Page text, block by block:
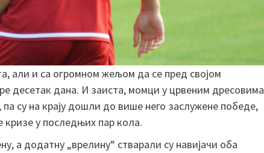
али и са огромном жељом да се пред својом
десетак дана. И заиста, момци у црвеним дресовима
су на крају дошли до више него заслужене победе,
кризе у последњих пар кола.
а додатну „врелину“ стварали су навијачи оба